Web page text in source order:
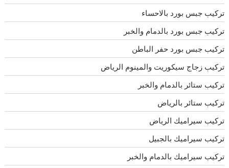
تركيب جبس بورد بالاحساء
تركيب جبس بورد بالدمام والخبر
تركيب جبس بورد حفر الباطن
تركيب زجاج سيكوريت والمينوم الرياض
تركيب ستائر بالدمام والخبر
تركيب ستائر بالرياض
تركيب سيراميك الرياض
تركيب سيراميك بالجبيل
تركيب سيراميك بالدمام والخبر